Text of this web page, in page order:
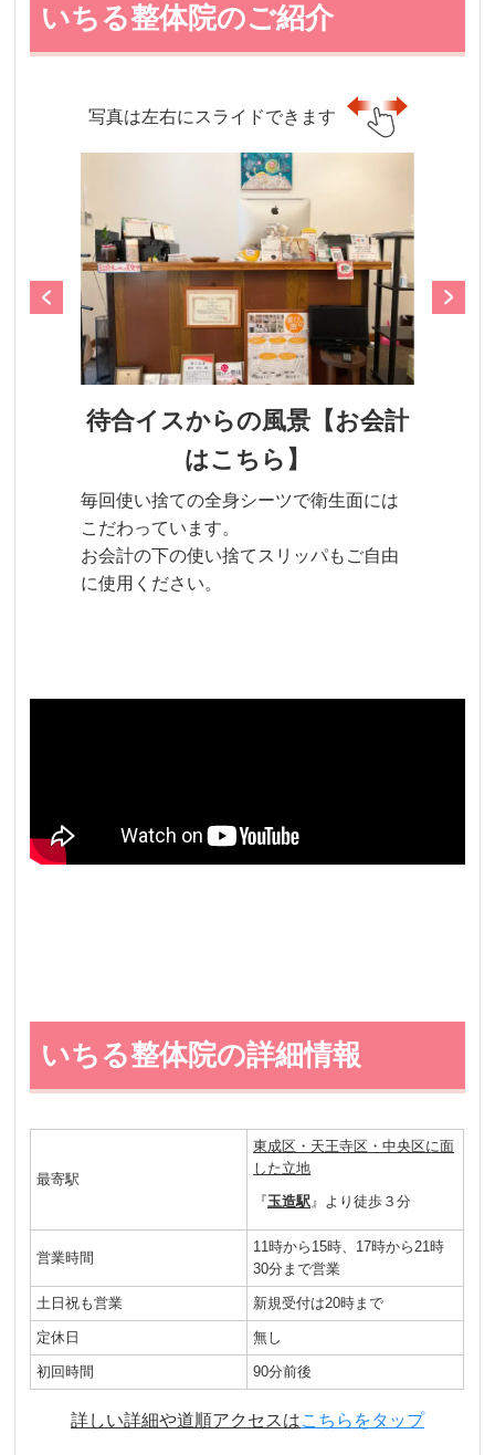
いちる整体院のご紹介
写真は左右にスライドできます
待合イスからの風景【お会計
はこちら】
毎回使い捨ての全身シーツで衛生面には
こだわっています。
お会計の下の使い捨てスリッパもご自由
に使用ください。
いちる整体院の詳細情報
最寄駅
東成区・天王寺区・中央区に面
した立地
『玉造駅』より徒歩３分
営業時間
11時から15時、17時から21時
30分まで営業
土日祝も営業 新規受付は20時まで
定休日 無し
初回時間 90分前後
詳しい詳細や道順アクセスはこちらをタップ